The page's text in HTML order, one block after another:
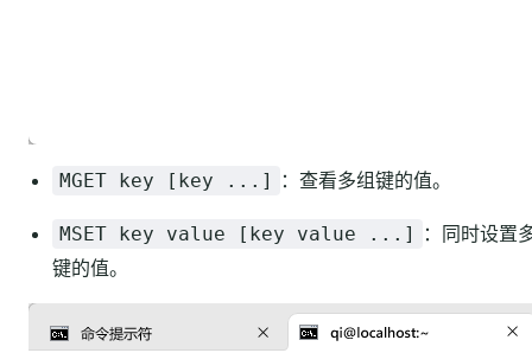
MGET key [key ...] ：查看多组键的值。
MSET key value [key value ...]
：同时设置
键的值。